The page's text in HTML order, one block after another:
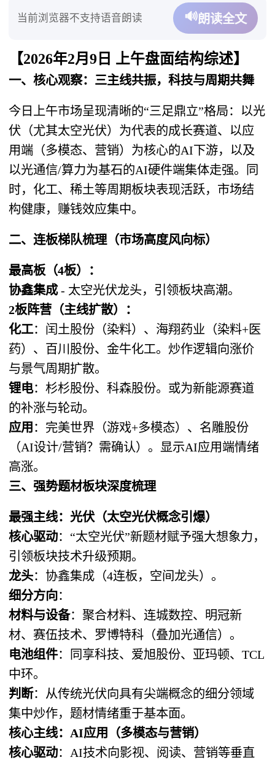
当前浏览器不支持语音朗读 🔊朗读全文
【2026年2月9日 上午盘面结构综述】
一、核心观察：三主线共振，科技与周期共舞
今日上午市场呈现清晰的“三足鼎立”格局：以光
伏（尤其太空光伏）为代表的成长赛道、以应
用端（多模态、营销）为核心的AI下游，以及
以光通信/算力为基石的AI硬件端集体走强。同
时，化工、稀土等周期板块表现活跃，市场结
构健康，赚钱效应集中。
二、连板梯队梳理（市场高度风向标）
最高板（4板）：
协鑫集成​ - 太空光伏龙头，引领板块高潮。
2板阵营（主线扩散）：
化工：闰土股份（染料）、海翔药业（染料+医
药）、百川股份、金牛化工。炒作逻辑向涨价
与景气周期扩散。
锂电：杉杉股份、科森股份。或为新能源赛道
的补涨与轮动。
应用 ：完美世界（游戏+多模态）、名雕股份
（AI设计/营销？需确认）。显示AI应用端情绪
高涨。
三、强势题材板块深度梳理
最强主线：光伏（太空光伏概念引爆）
核心驱动：“太空光伏”新题材赋予强大想象力，
引领板块技术升级预期。
龙头：协鑫集成（4连板，空间龙头）。
细分方向：
材料与设备：聚合材料、连城数控、明冠新
材、赛伍技术、罗博特科（叠加光通信）。
电池组件：同享科技、爱旭股份、亚玛顿、TCL
中环。
判断：从传统光伏向具有尖端概念的细分领域
集中炒作，题材情绪重于基本面。
核心主线：AI应用（多模态与营销）
核心驱动：AI技术向影视、阅读、营销等垂直